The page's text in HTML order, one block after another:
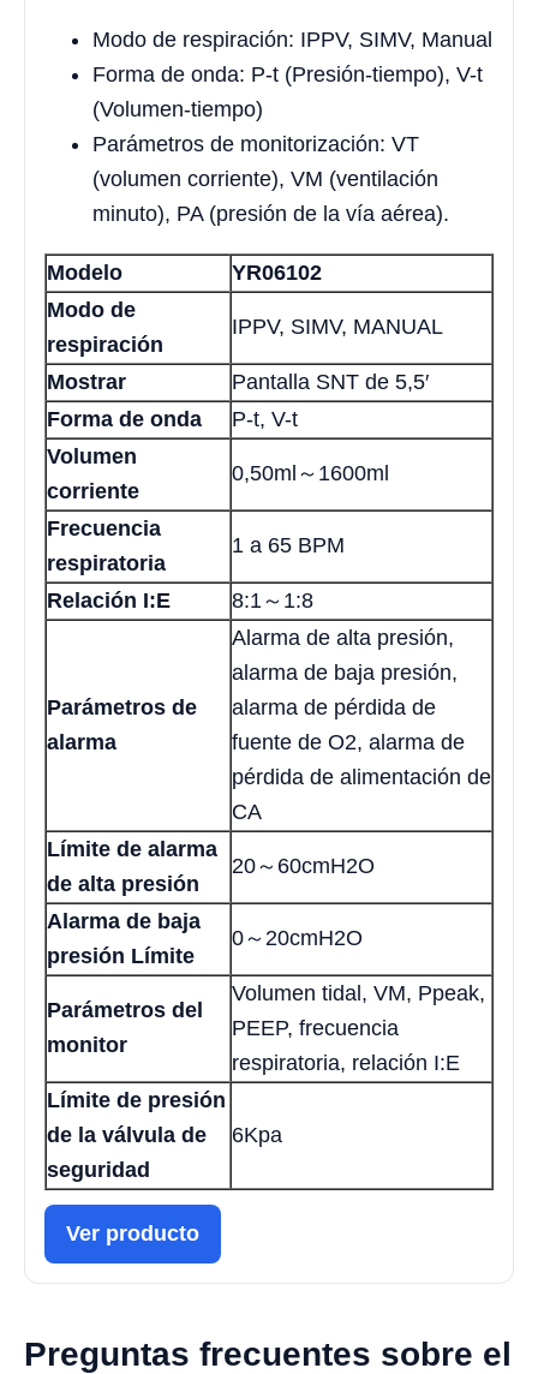
Modo de respiración: IPPV, SIMV, Manual
Forma de onda: P-t (Presión-tiempo), V-t
(Volumen-tiempo)
Parámetros de monitorización: VT
(volumen corriente), VM (ventilación
minuto), PA (presión de la vía aérea).
Modelo
YR06102
Modo de
respiración
IPPV, SIMV, MANUAL
Mostrar
Pantalla SNT de 5,5′
Forma de onda
P-t, V-t
Volumen
corriente
0,50ml～1600ml
Frecuencia
respiratoria
1 a 65 BPM
Relación I:E 8:1～1:8
Parámetros de
alarma
Alarma de alta presión,
alarma de baja presión,
alarma de pérdida de
fuente de O2, alarma de
pérdida de alimentación de
CA
Límite de alarma
de alta presión
20～60cmH2O
Alarma de baja
presión Límite
0～20cmH2O
Parámetros del
monitor
Volumen tidal, VM, Ppeak,
PEEP, frecuencia
respiratoria, relación I:E
Límite de presión
de la válvula de
seguridad
6Kpa
Ver producto
Preguntas frecuentes sobre el